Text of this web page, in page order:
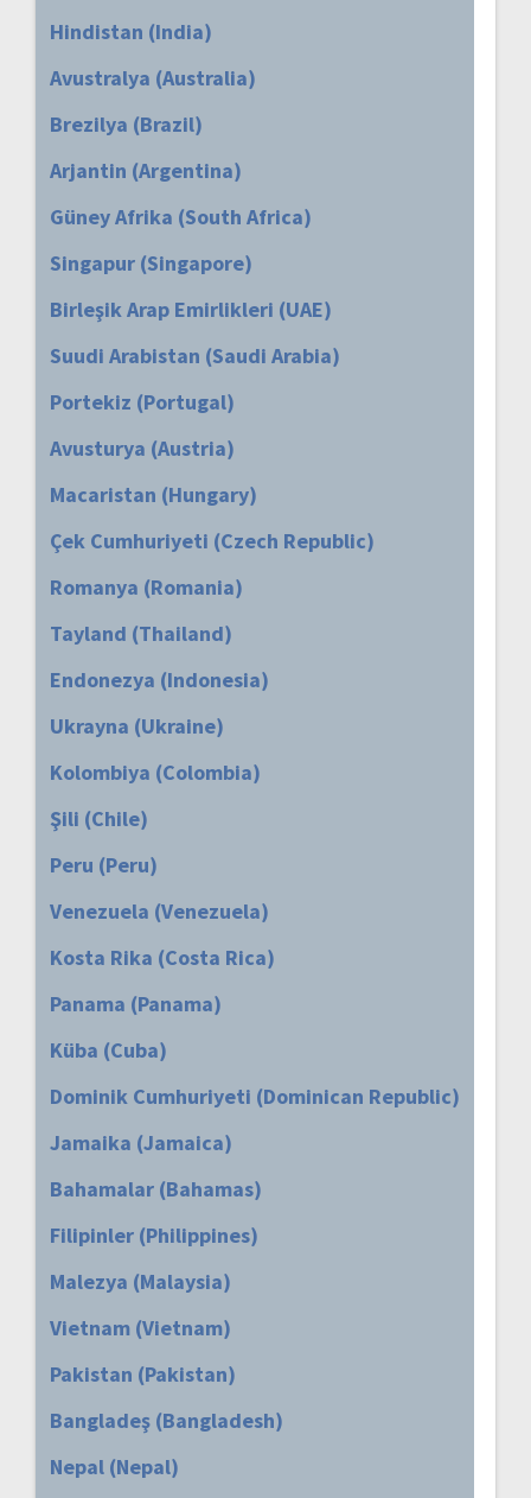
Hindistan (India)
Avustralya (Australia)
Brezilya (Brazil)
Arjantin (Argentina)
Güney Afrika (South Africa)
Singapur (Singapore)
Birleşik Arap Emirlikleri (UAE)
Suudi Arabistan (Saudi Arabia)
Portekiz (Portugal)
Avusturya (Austria)
Macaristan (Hungary)
Çek Cumhuriyeti (Czech Republic)
Romanya (Romania)
Tayland (Thailand)
Endonezya (Indonesia)
Ukrayna (Ukraine)
Kolombiya (Colombia)
Şili (Chile)
Peru (Peru)
Venezuela (Venezuela)
Kosta Rika (Costa Rica)
Panama (Panama)
Küba (Cuba)
Dominik Cumhuriyeti (Dominican Republic)
Jamaika (Jamaica)
Bahamalar (Bahamas)
Filipinler (Philippines)
Malezya (Malaysia)
Vietnam (Vietnam)
Pakistan (Pakistan)
Bangladeş (Bangladesh)
Nepal (Nepal)